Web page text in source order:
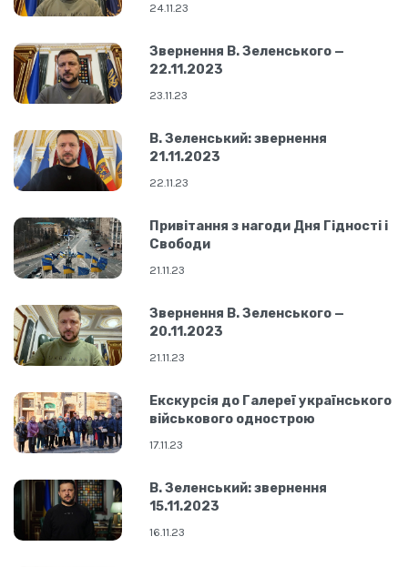
24.11.23
Звернення В. Зеленського —
22.11.2023
23.11.23
В. Зеленський: звернення
21.11.2023
22.11.23
Привітання з нагоди Дня Гідності і
Свободи
21.11.23
Звернення В. Зеленського —
20.11.2023
21.11.23
Екскурсія до Галереї українського
військового однострою
17.11.23
В. Зеленський: звернення
15.11.2023
16.11.23